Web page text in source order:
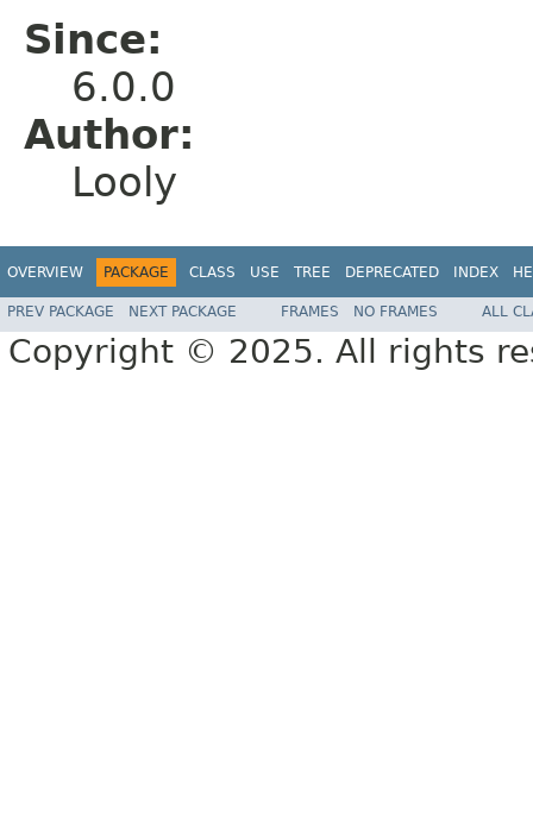
Since:
6.0.0
Author:
Looly
OVERVIEW PACKAGE CLASS USE TREE DEPRECATED INDEX
PREV PACKAGE NEXT PACKAGE FRAMES NO FRAMES ALL
Copyright © 2025. All rights